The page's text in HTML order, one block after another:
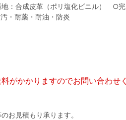
：合成皮革（ポリ塩化ビニル） ○完
・耐薬・耐油・防炎
がかかりますのでお問い合わせ
お見積もり承ります。